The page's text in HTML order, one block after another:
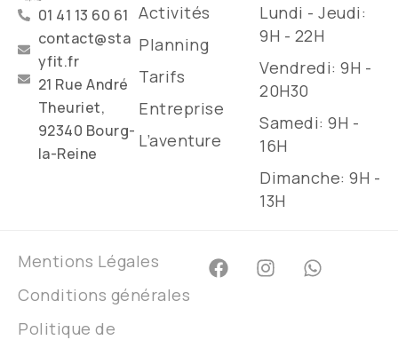
01 41 13 60 61
contact@sta
yfit.fr
21 Rue André
Theuriet,
92340 Bourg-
la-Reine
Activités
Planning
Tarifs
Entreprise
L’aventure
Lundi - Jeudi:
9H - 22H
Vendredi: 9H -
20H30
Samedi: 9H -
16H
Dimanche: 9H -
13H
Mentions Légales
Conditions générales
Politique de